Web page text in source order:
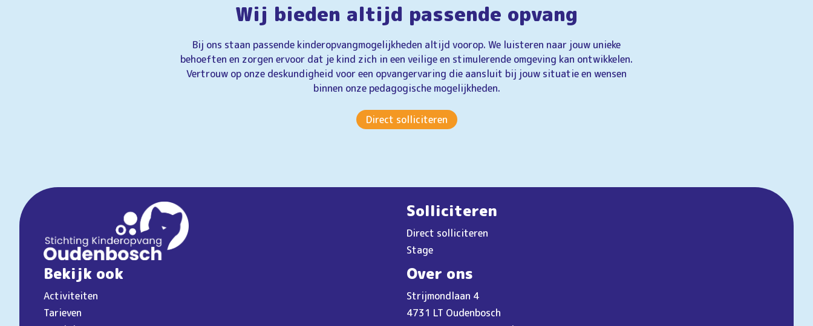
Wij bieden altijd passende opvang
Bij ons staan passende kinderopvangmogelijkheden altijd voorop. We luisteren naar jouw unieke
behoeften en zorgen ervoor dat je kind zich in een veilige en stimulerende omgeving kan ontwikkelen.
Vertrouw op onze deskundigheid voor een opvangervaring die aansluit bij jouw situatie en wensen
binnen onze pedagogische mogelijkheden.
Direct solliciteren
Solliciteren
Direct solliciteren
Stage
Bekijk ook
Activiteiten
Tarieven
Over ons
Strijmondlaan 4
4731 LT Oudenbosch